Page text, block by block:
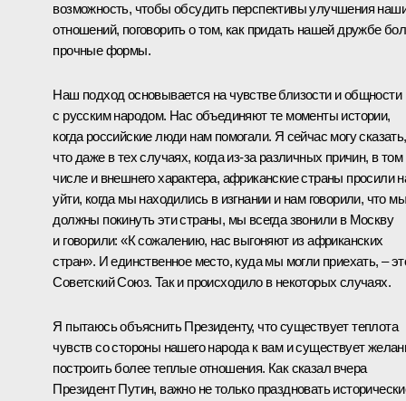
возможность, чтобы обсудить перспективы улучшения
отношений, поговорить о том, как придать нашей дружбе
прочные формы.
Наш подход основывается на чувстве близости и общности
с русским народом. Нас объединяют те моменты истории,
когда российские люди нам помогали. Я сейчас могу сказать,
что даже в тех случаях, когда из‑за различных причин, в том
числе и внешнего характера, африканские страны просили
уйти, когда мы находились в изгнании и нам говорили, что мы
должны покинуть эти страны, мы всегда звонили в Москву
и говорили: «К сожалению, нас выгоняют из африканских
стран». И единственное место, куда мы могли приехать, –
Советский Союз. Так и происходило в некоторых случаях.
Я пытаюсь объяснить Президенту, что существует теплота
чувств со стороны нашего народа к вам и существует
построить более теплые отношения. Как сказал вчера
Президент Путин, важно не только праздновать